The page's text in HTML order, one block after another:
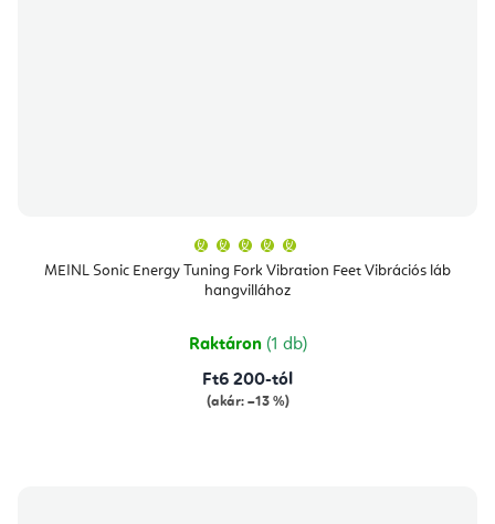
MEINL Sonic Energy Tuning Fork Vibration Feet Vibrációs láb
hangvillához
átlagos
értékelése
csillag.
Raktáron (1 db)
Ft6 200-tól
(akár: –13 %)